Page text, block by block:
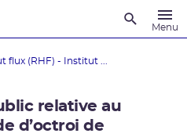
Menu
flux (RHF) - Institut ...
relative au
d’octroi de